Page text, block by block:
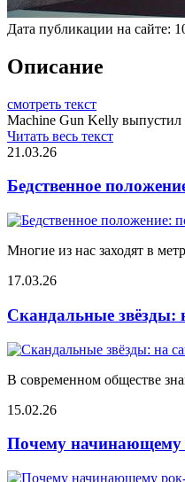
Дата публикации на сайте:
Описание
смотреть текст
Machine Gun Kelly
Читать весь текст
21.03.26
Бедственное
Многие из нас заходят в
17.03.26
Скандальные звёзды:
В современном обществе
15.02.26
Почему начинающему